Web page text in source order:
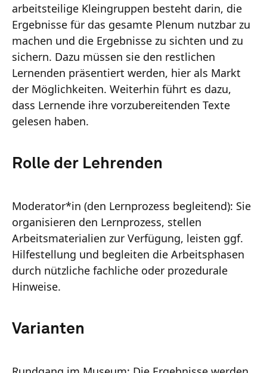
arbeitsteilige Kleingruppen besteht darin, die
Ergebnisse für das gesamte Plenum nutzbar zu
machen und die Ergebnisse zu sichten und zu
sichern. Dazu müssen sie den restlichen
Lernenden präsentiert werden, hier als Markt
der Möglichkeiten. Weiterhin führt es dazu,
dass Lernende ihre vorzubereitenden Texte
gelesen haben.
Rolle der Lehrenden
Moderator*in (den Lernprozess begleitend): Sie
organisieren den Lernprozess, stellen
Arbeitsmaterialien zur Verfügung, leisten ggf.
Hilfestellung und begleiten die Arbeitsphasen
durch nützliche fachliche oder prozedurale
Hinweise.
Varianten